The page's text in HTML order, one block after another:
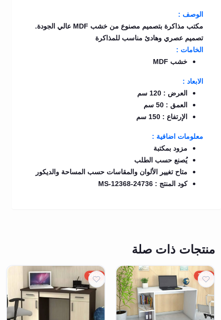
الوصف :
مكتب مذاكرة بتصميم مصنوع من خشب MDF عالي الجودة.
تصميم عصري وهادئ مناسب للمذاكرة
الخامات :
خشب MDF
الابعاد :
العرض : 120 سم
العمق : 50 سم
الإرتفاع : 150 سم
معلومات اضافية :
​​مزود بمكتبة
يُصنع حسب الطلب
متاح تغيير الألوان والمقاسات حسب المساحة والديكور
كود المنتج : MS-12368-24736
منتجات ذات صلة
20%
20%